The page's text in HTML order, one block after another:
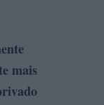
mais